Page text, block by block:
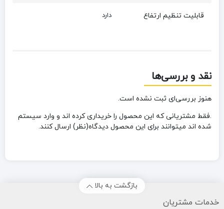
قابلیت تنظیم ارتفاع دارد
نقد و بررسی‌ها
هنوز بررسی‌ای ثبت نشده است.
.فقط مشتریانی که این محصول را خریداری کرده اند و وارد سیستم
شده اند میتوانند برای این محصول دیدگاه(نظر) ارسال کنند.
بازگشت به بالا
خدمات مشتریان